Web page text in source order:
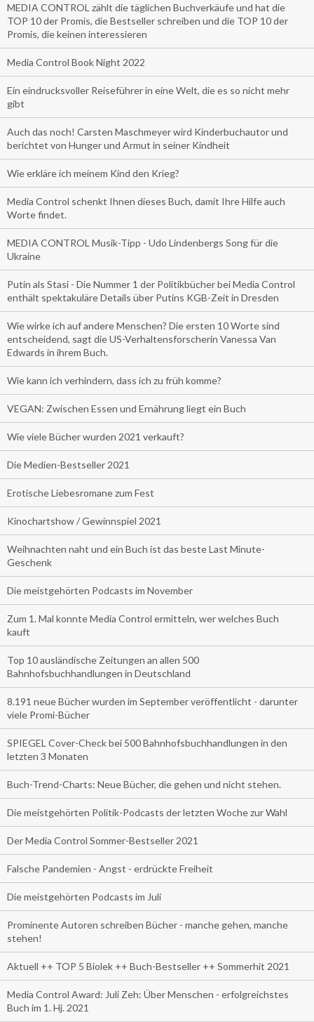
MEDIA CONTROL zählt die täglichen Buchverkäufe und hat die
TOP 10 der Promis, die Bestseller schreiben und die TOP 10 der
Promis, die keinen interessieren
Media Control Book Night 2022
Ein eindrucksvoller Reiseführer in eine Welt, die es so nicht mehr
gibt
Auch das noch! Carsten Maschmeyer wird Kinderbuchautor und
berichtet von Hunger und Armut in seiner Kindheit
Wie erkläre ich meinem Kind den Krieg?
Media Control schenkt Ihnen dieses Buch, damit Ihre Hilfe auch
Worte findet.
MEDIA CONTROL Musik-Tipp - Udo Lindenbergs Song für die
Ukraine
Putin als Stasi - Die Nummer 1 der Politikbücher bei Media Control
enthält spektakuläre Details über Putins KGB-Zeit in Dresden
Wie wirke ich auf andere Menschen? Die ersten 10 Worte sind
entscheidend, sagt die US-Verhaltensforscherin Vanessa Van
Edwards in ihrem Buch.
Wie kann ich verhindern, dass ich zu früh komme?
VEGAN: Zwischen Essen und Ernährung liegt ein Buch
Wie viele Bücher wurden 2021 verkauft?
Die Medien-Bestseller 2021
Erotische Liebesromane zum Fest
Kinochartshow / Gewinnspiel 2021
Weihnachten naht und ein Buch ist das beste Last Minute-
Geschenk
Die meistgehörten Podcasts im November
Zum 1. Mal konnte Media Control ermitteln, wer welches Buch
kauft
Top 10 ausländische Zeitungen an allen 500
Bahnhofsbuchhandlungen in Deutschland
8.191 neue Bücher wurden im September veröffentlicht - darunter
viele Promi-Bücher
SPIEGEL Cover-Check bei 500 Bahnhofsbuchhandlungen in den
letzten 3 Monaten
Buch-Trend-Charts: Neue Bücher, die gehen und nicht stehen.
Die meistgehörten Politik-Podcasts der letzten Woche zur Wahl
Der Media Control Sommer-Bestseller 2021
Falsche Pandemien - Angst - erdrückte Freiheit
Die meistgehörten Podcasts im Juli
Prominente Autoren schreiben Bücher - manche gehen, manche
stehen!
Aktuell ++ TOP 5 Biolek ++ Buch-Bestseller ++ Sommerhit 2021
Media Control Award: Juli Zeh: Über Menschen - erfolgreichstes
Buch im 1. Hj. 2021